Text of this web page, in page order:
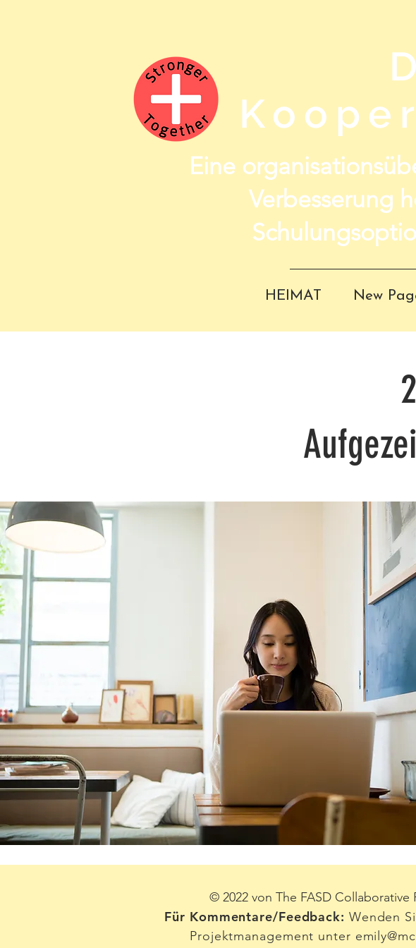
Eine
Verbesserung
HEIMAT New
© 2022 von The FASD Collaborative
Für Kommentare/Feedback: Wenden
Projektmanagement unter